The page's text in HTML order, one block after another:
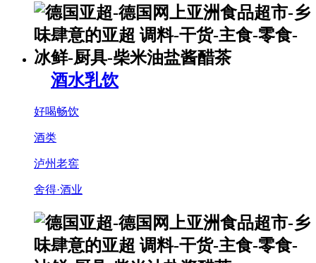
酒水乳饮
好喝畅饮
酒类
泸州老窖
舍得·酒业